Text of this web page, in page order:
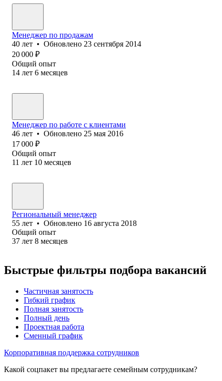
Менеджер по продажам
40 лет • Обновлено 23 сентября 2014
20 000 ₽
Общий опыт
14 лет 6 месяцев
Менеджер по работе с клиентами
46 лет • Обновлено 25 мая 2016
17 000 ₽
Общий опыт
11 лет 10 месяцев
Региональный менеджер
55 лет • Обновлено 16 августа 2018
Общий опыт
37 лет 8 месяцев
Быстрые фильтры подбора вакансий
Частичная занятость
Гибкий график
Полная занятость
Полный день
Проектная работа
Сменный график
Корпоративная поддержка сотрудников
Какой соцпакет вы предлагаете семейным сотрудникам?